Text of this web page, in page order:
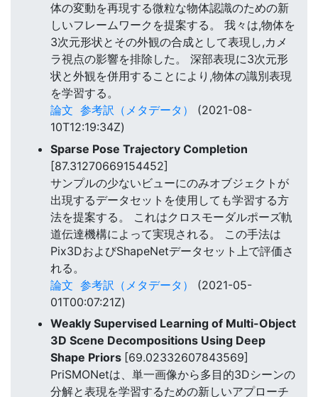
体の変動を再現する微粒な物体認識のための新
しいフレームワークを提案する。 我々は,物体を
3次元形状とその外観の合成として表現し,カメ
ラ視点の影響を排除した。 深部表現に3次元形
状と外観を併用することにより,物体の識別表現
を学習する。
論文 参考訳（メタデータ）
(2021-08-
10T12:19:34Z)
Sparse Pose Trajectory Completion
[87.31270669154452]
サンプルの少ないビューにのみオブジェクトが
出現するデータセットを使用しても学習する方
法を提案する。 これはクロスモーダルポーズ軌
道伝達機構によって実現される。 この手法は
Pix3DおよびShapeNetデータセット上で評価さ
れる。
論文 参考訳（メタデータ）
(2021-05-
01T00:07:21Z)
Weakly Supervised Learning of Multi-Object
3D Scene Decompositions Using Deep
Shape Priors [69.02332607843569]
PriSMONetは、単一画像から多目的3Dシーンの
分解と表現を学習するための新しいアプローチ